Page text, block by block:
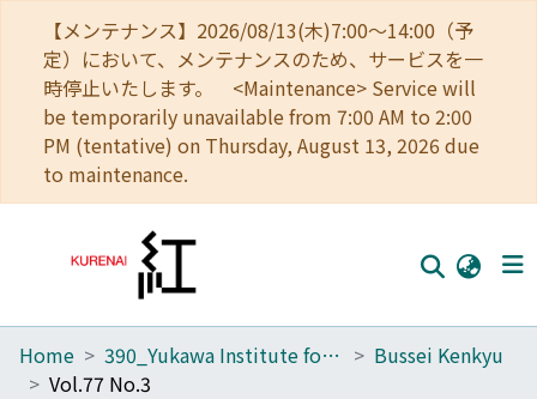
【メンテナンス】2026/08/13(木)7:00～14:00（予
定）において、メンテナンスのため、サービスを一
時停止いたします。 <Maintenance> Service will
be temporarily unavailable from 7:00 AM to 2:00
PM (tentative) on Thursday, August 13, 2026 due
to maintenance.
Home
Home 390_Yukawa Institute for Theoretical Physics
Bussei Kenkyu
Vol.77 No.3